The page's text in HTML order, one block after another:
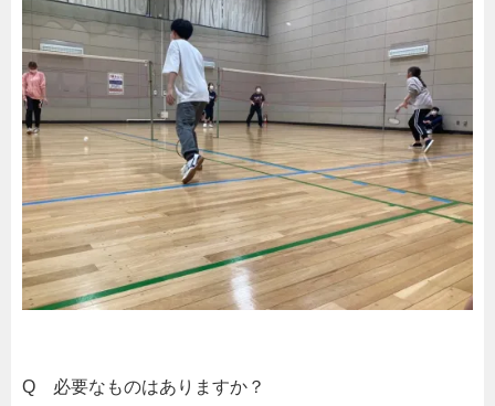
Q 必要なものはありますか？